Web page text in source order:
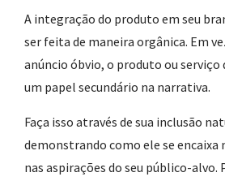
A integração do produto em seu
ser feita de maneira orgânica. Em
anúncio óbvio, o produto ou serviço
um papel secundário na narrativa.
Faça isso através de sua inclusão
demonstrando como ele se encaixa
nas aspirações do seu público-alvo.